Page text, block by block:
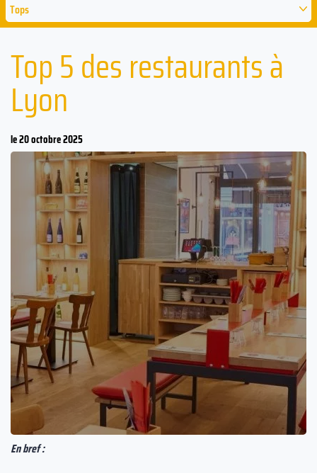
Tops
Top 5 des restaurants à
Lyon
le 20 octobre 2025
En bref :